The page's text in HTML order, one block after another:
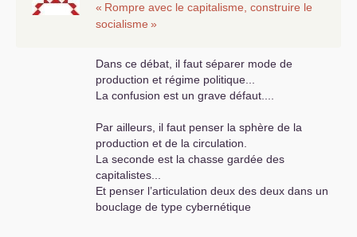
« Rompre avec le capitalisme, construire le
socialisme »
Dans ce débat, il faut séparer mode de
production et régime politique...
La confusion est un grave défaut....
Par ailleurs, il faut penser la sphère de la
production et de la circulation.
La seconde est la chasse gardée des
capitalistes...
Et penser l’articulation deux des deux dans un
bouclage de type cybernétique